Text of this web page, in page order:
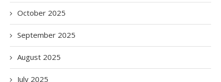
October 2025
September 2025
August 2025
July 2025